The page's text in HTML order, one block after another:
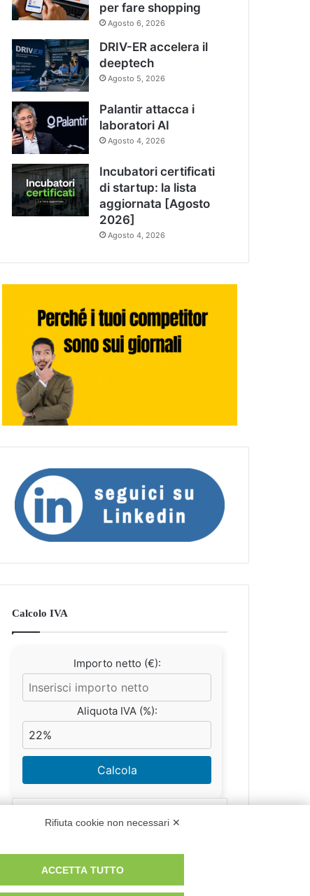
per fare shopping
Agosto 6, 2026
DRIV-ER accelera il
deeptech
Agosto 5, 2026
Palantir attacca i
laboratori AI
Agosto 4, 2026
Incubatori certificati
di startup: la lista
aggiornata [Agosto
2026]
Agosto 4, 2026
Calcolo IVA
Importo netto (€):
Aliquota IVA (%):
Calcola
Scorporo IVA
Importo lordo (€):
Rifiuta cookie non necessari ✕
ACCETTA TUTTO